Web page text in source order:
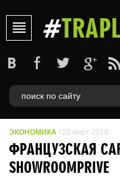
#
ЭКОНОМИКА / 20 март 2018
ФРАНЦУЗСКАЯ
SHOWROOMPRIVE